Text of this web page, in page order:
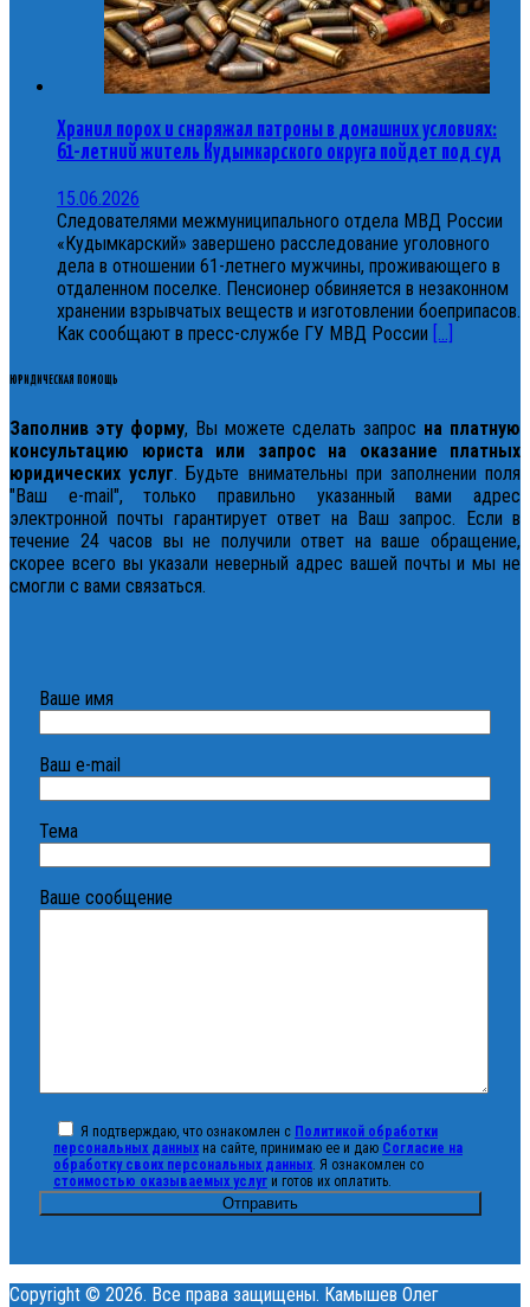
Хранил порох и снаряжал патроны в домашних условиях:
61-летний житель Кудымкарского округа пойдет под суд
15.06.2026
Следователями межмуниципального отдела МВД России
«Кудымкарский» завершено расследование уголовного
дела в отношении 61-летнего мужчины, проживающего в
отдаленном поселке. Пенсионер обвиняется в незаконном
хранении взрывчатых веществ и изготовлении боеприпасов.
Как сообщают в пресс-службе ГУ МВД России [...]
ЮРИДИЧЕСКАЯ ПОМОЩЬ
Заполнив эту форму, Вы можете сделать запрос на платную
консультацию юриста или запрос на оказание платных
юридических услуг. Будьте внимательны при заполнении поля
"Ваш e-mail", только правильно указанный вами адрес
электронной почты гарантирует ответ на Ваш запрос. Если в
течение 24 часов вы не получили ответ на ваше обращение,
скорее всего вы указали неверный адрес вашей почты и мы не
смогли с вами связаться.
Ваше имя
Ваш e-mail
Тема
Ваше сообщение
Я подтверждаю, что ознакомлен с Политикой обработки
персональных данных на сайте, принимаю ее и даю Согласие на
обработку своих персональных данных. Я ознакомлен со
стоимостью оказываемых услуг и готов их оплатить.
Copyright © 2026. Все права защищены. Камышев Олег